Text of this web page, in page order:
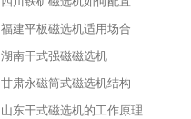
福建平板磁选机适用场合
湖南干式强磁磁选机
甘肃永磁筒式磁选机结构
山东干式磁选机的工作原理